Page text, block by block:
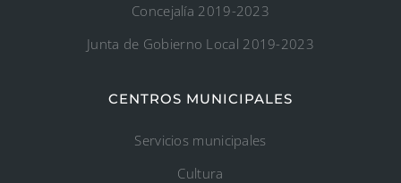
Concejalía 2019-2023
Junta de Gobierno Local 2019-2023
CENTROS MUNICIPALES
Servicios municipales
Cultura